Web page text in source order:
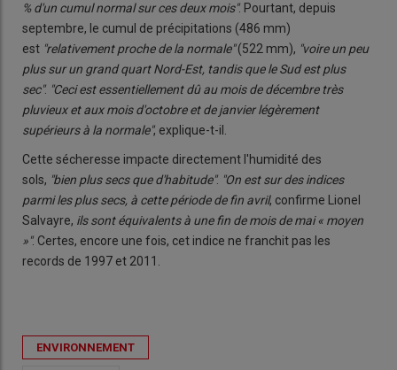
% d'un cumul normal sur ces deux mois". Pourtant, depuis
septembre, le cumul de précipitations (486 mm)
est "relativement proche de la normale"(522 mm), "voire un peu
plus sur un grand quart Nord-Est, tandis que le Sud est plus
sec". "Ceci est essentiellement dû au mois de décembre très
pluvieux et aux mois d'octobre et de janvier légèrement
supérieurs à la normale", explique-t-il.
Cette sécheresse impacte directement l'humidité des
sols, "bien plus secs que d'habitude". "On est sur des indices
parmi les plus secs, à cette période de fin avril, confirme Lionel
Salvayre, ils sont équivalents à une fin de mois de mai « moyen
»". Certes, encore une fois, cet indice ne franchit pas les
records de 1997 et 2011.
ENVIRONNEMENT